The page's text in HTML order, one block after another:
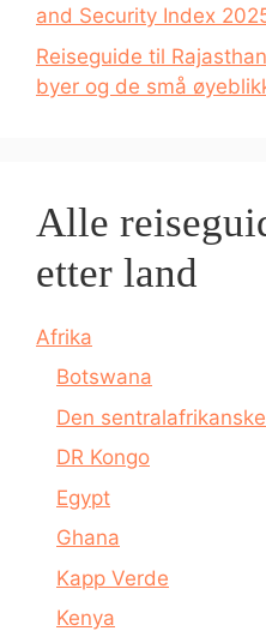
and Security Index
Reiseguide til
byer og de små
Alle
etter land
Afrika
Botswana
Den
DR Kongo
Egypt
Ghana
Kapp Verde
Kenya